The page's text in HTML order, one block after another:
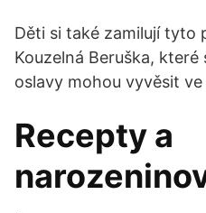
Děti si také zamilují tyto
Kouzelná Beruška,
oslavy mohou vyvěsit
Recepty a